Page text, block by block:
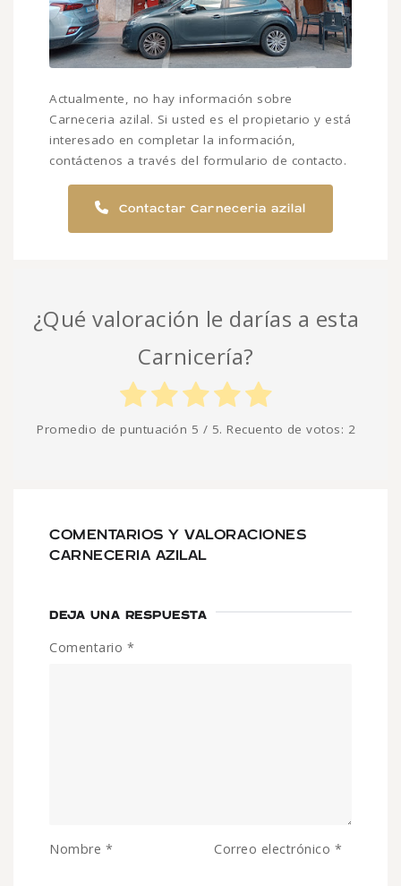
Actualmente, no hay información sobre
Carneceria azilal. Si usted es el propietario y está
interesado en completar la información,
contáctenos a través del formulario de contacto.
Contactar Carneceria azilal
¿Qué valoración le darías a esta
Carnicería?
Promedio de puntuación 5 / 5. Recuento de votos: 2
COMENTARIOS Y VALORACIONES
CARNECERIA AZILAL
DEJA UNA RESPUESTA
Comentario *
Nombre * Correo electrónico *